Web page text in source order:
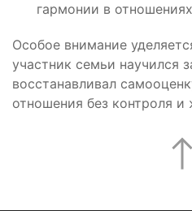
гармонии в отношениях
Особое внимание
участник семьи научился
восстанавливал
отношения без контроля и